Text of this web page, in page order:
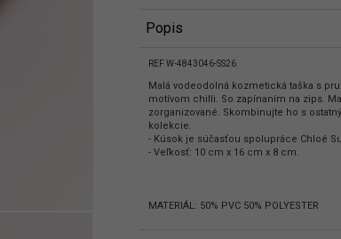
Popis
REF W-4843046-SS26
Malá vodeodolná kozmetická taška s
motívom chilli. So zapínaním na zips.
zorganizované. Skombinujte ho s
kolekcie.
- Kúsok je súčasťou spolupráce Chloé
- Veľkosť: 10 cm x 16 cm x 8 cm.
MATERIÁL: 50% PVC 50% POLYESTER